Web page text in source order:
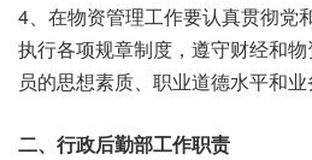
4、在物资管理工作要认真贯彻党
执行各项规章制度，遵守财经和
员的思想素质、职业道德水平和业
二、行政后勤部工作职责